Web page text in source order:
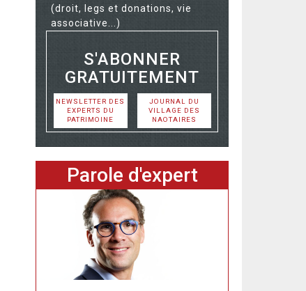
(droit, legs et donations, vie
associative...)
S'ABONNER
GRATUITEMENT
NEWSLETTER DES
EXPERTS DU
PATRIMOINE
JOURNAL DU
VILLAGE DES
NAOTAIRES
Parole d'expert